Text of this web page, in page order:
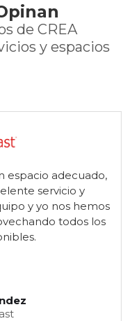
de CREA
y espacios
espacio adecuado,
servicio y
y yo nos hemos
todos los